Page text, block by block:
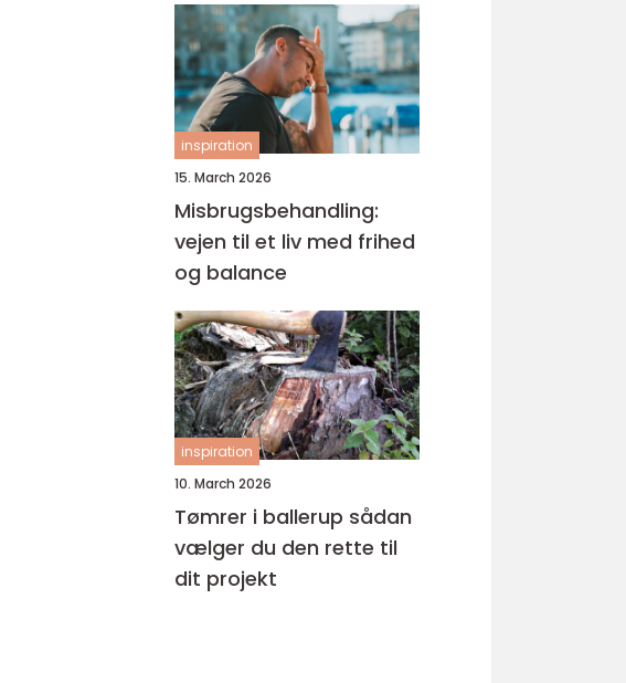
inspiration
15. March 2026
Misbrugsbehandling:
vejen til et liv med frihed
og balance
inspiration
10. March 2026
Tømrer i ballerup sådan
vælger du den rette til
dit projekt